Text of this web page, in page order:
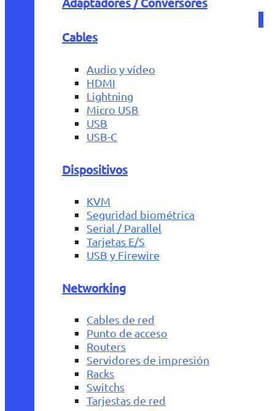
Cables
Audio y vídeo
HDMI
Lightning
Micro USB
USB
USB-C
Dispositivos
KVM
Seguridad biométrica
Serial / Parallel
Tarjetas E/S
USB y Firewire
Networking
Cables de red
Punto de acceso
Routers
Servidores de impresión
Racks
Switchs
Tarjestas de red